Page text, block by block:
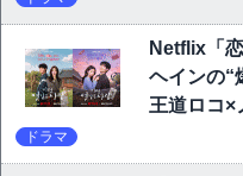
Netflix「
ヘインの“
王道ロコ×
ドラマ